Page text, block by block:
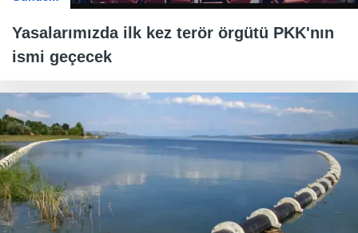
Yasalarımızda ilk kez terör örgütü PKK'nın
ismi geçecek